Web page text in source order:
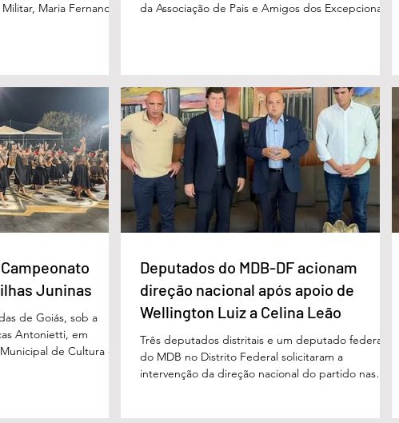
Maria Fernanda
sido localizada. O Corpo
na região, que é de
Rio Paraíso. De acordo
da Silva Filho, da Polí
da Associação de Pais e Amigos dos Excepcionais,
avanço nas políticas públicas de inclusão, educação
especializada e atendimento multidisciplinar às
pessoas com deficiência. A nova estrutura foi
projetada para oferecer acolhimento, dese
Juninas
de Goiás, sob a
Antonietti, em
de Cultura e
Juninas. O
Deputados do MDB-DF acionam
direção nacional após apoio de
Wellington Luiz a Celina Leão
Três deputados distritais e um deputado federal
do MDB no Distrito Federal solicitaram a
intervenção da direção nacional do partido nas